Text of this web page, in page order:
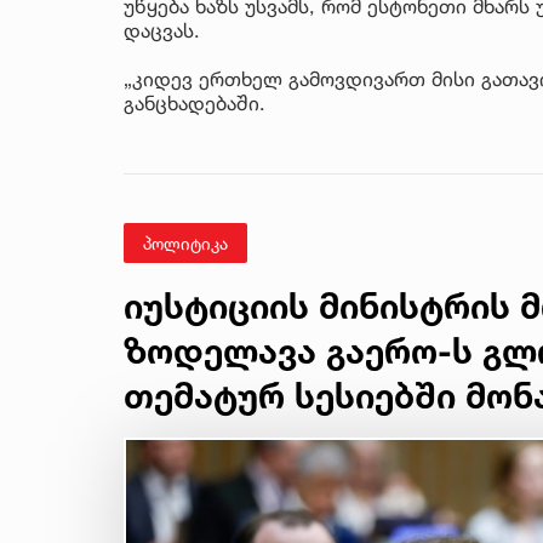
უწყება ხაზს უსვამს, რომ ესტონეთი
დაცვას.
„კიდევ ერთხელ გამოვდივართ მისი
განცხადებაში.
პოლიტიკა
იუსტიციის
ზოდელავა გაერო-ს
თემატურ სესიებში